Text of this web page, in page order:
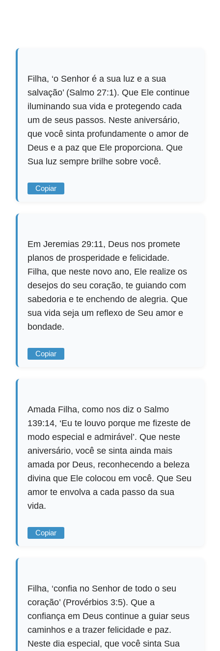
Filha, ‘o Senhor é a sua luz e a sua
salvação’ (Salmo 27:1). Que Ele continue
iluminando sua vida e protegendo cada
um de seus passos. Neste aniversário,
que você sinta profundamente o amor de
Deus e a paz que Ele proporciona. Que
Sua luz sempre brilhe sobre você.
Copiar
Em Jeremias 29:11, Deus nos promete
planos de prosperidade e felicidade.
Filha, que neste novo ano, Ele realize os
desejos do seu coração, te guiando com
sabedoria e te enchendo de alegria. Que
sua vida seja um reflexo de Seu amor e
bondade.
Copiar
Amada Filha, como nos diz o Salmo
139:14, ‘Eu te louvo porque me fizeste de
modo especial e admirável’. Que neste
aniversário, você se sinta ainda mais
amada por Deus, reconhecendo a beleza
divina que Ele colocou em você. Que Seu
amor te envolva a cada passo da sua
vida.
Copiar
Filha, ‘confia no Senhor de todo o seu
coração’ (Provérbios 3:5). Que a
confiança em Deus continue a guiar seus
caminhos e a trazer felicidade e paz.
Neste dia especial, que você sinta Sua